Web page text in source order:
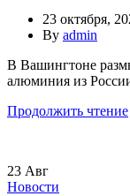
23 октября,
By admin
В Вашингтоне
алюминия из
Продолжить чтение
23 Авг
Новости